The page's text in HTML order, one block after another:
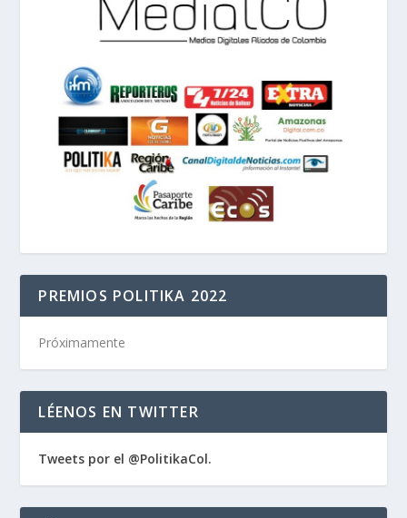
PREMIOS POLITIKA 2022
Próximamente
LÉENOS EN TWITTER
Tweets por el @PolitikaCol.